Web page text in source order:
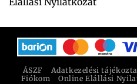
ÁSZF Adatkezelési
Fiókom
Online Elállási